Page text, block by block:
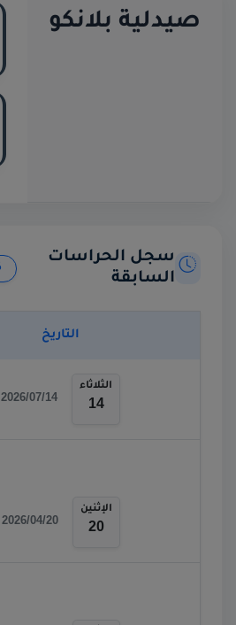
صيدلية بلانكو
سجل الحراسات
السابقة
التاريخ
الثلاثاء
14
2026/07/14
الإثنين
20
2026/04/20